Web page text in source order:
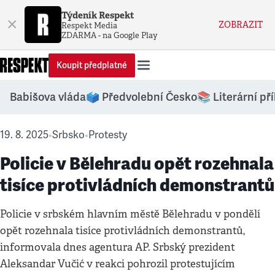
× Týdeník Respekt
Respekt Media
ZDARMA - na Google Play
ZOBRAZIT
Koupit předplatné
Babišova vláda🗳️ Předvolební Česko📚 Literární
19. 8. 2025•Srbsko• Protesty
Policie v Bělehradu opět rozehnala
tisíce protivládních demonstrantů
Policie v srbském hlavním městě Bělehradu v pondělí
opět rozehnala tisíce protivládních demonstrantů,
informovala dnes agentura AP. Srbský prezident
Aleksandar Vučić v reakci pohrozil protestujícím